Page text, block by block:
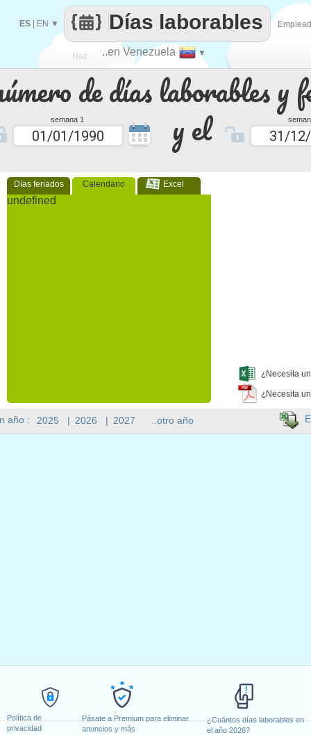
Política de
privacidad
Pásate a Premium para eliminar
anuncios y más
¿Cuántos días laborables en
el año 2026?
de días laborables y
semana 1 y el
Días feriados Calendario Excel
undefined
¿Necesita
¿Necesita
Haz
que
..en Venezuela ▼
Días laborables
ES EN ▼
año : 2025 | 2026 | 2027 ..otro año